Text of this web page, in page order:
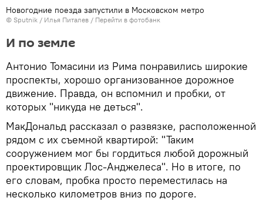
Новогодние поезда запустили в Московском метро
© Sputnik / Илья Питалев / Перейти в фотобанк
И по земле
Антонио Томасини из Рима понравились широкие
проспекты, хорошо организованное дорожное
движение. Правда, он вспомнил и пробки, от
которых "никуда не деться".
МакДональд рассказал о развязке, расположенной
рядом с их съемной квартирой: "Таким
сооружением мог бы гордиться любой дорожный
проектировщик Лос-Анджелеса". Но в итоге, по
его словам, пробка просто переместилась на
несколько километров вниз по дороге.